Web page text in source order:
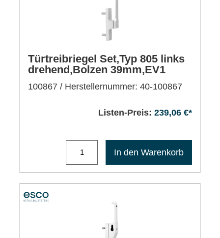
Türtreibriegel Set,Typ 805 links
drehend,Bolzen 39mm,EV1
100867 / Herstellernummer: 40-100867
Listen-Preis: 239,06 €*
In den Warenkorb